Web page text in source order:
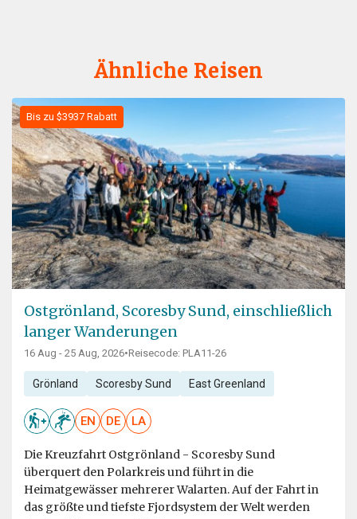
Ähnliche Reisen
Bis zu $3937 Rabatt
Ostgrönland, Scoresby Sund, einschließlich
langer Wanderungen
16 Aug - 25 Aug, 2026•Reisecode: PLA11-26
Grönland Scoresby Sund East Greenland
EN DE LA
Die Kreuzfahrt Ostgrönland - Scoresby Sund
überquert den Polarkreis und führt in die
Heimatgewässer mehrerer Walarten. Auf der Fahrt in
das größte und tiefste Fjordsystem der Welt werden